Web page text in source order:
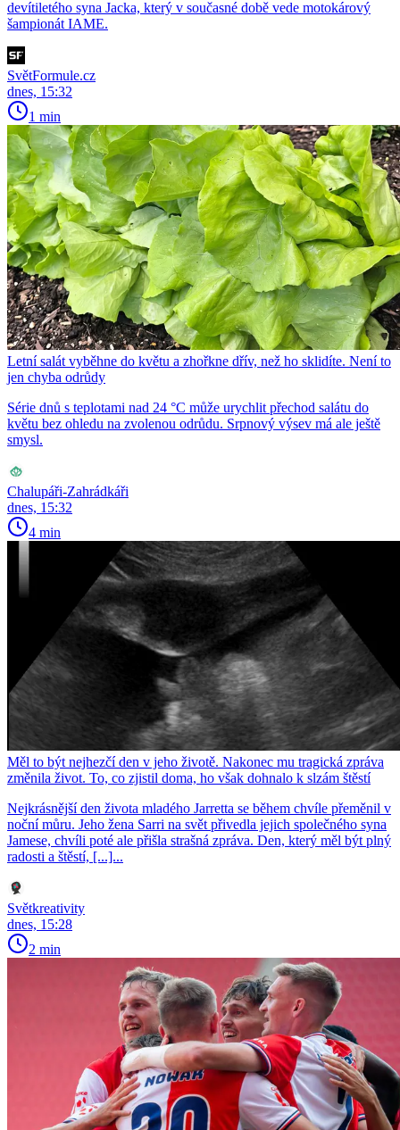
devítiletého syna Jacka, který v současné době vede motokárový
šampionát IAME.
SvětFormule.cz
dnes, 15:32
1 min
Letní salát vyběhne do květu a zhořkne dřív, než ho sklidíte. Není to
jen chyba odrůdy
Série dnů s teplotami nad 24 °C může urychlit přechod salátu do
květu bez ohledu na zvolenou odrůdu. Srpnový výsev má ale ještě
smysl.
Chalupáři-Zahrádkáři
dnes, 15:32
4 min
Měl to být nejhezčí den v jeho životě. Nakonec mu tragická zpráva
změnila život. To, co zjistil doma, ho však dohnalo k slzám štěstí
Nejkrásnější den života mladého Jarretta se během chvíle přeměnil v
noční můru. Jeho žena Sarri na svět přivedla jejich společného syna
Jamese, chvíli poté ale přišla strašná zpráva. Den, který měl být plný
radosti a štěstí, [...]...
Světkreativity
dnes, 15:28
2 min